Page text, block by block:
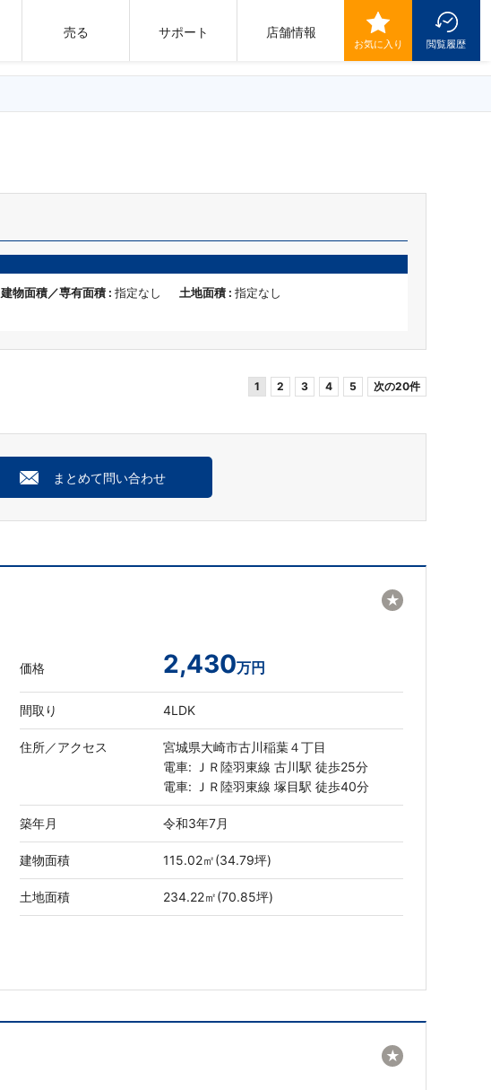
売る サポート 店舗情報
お気に入り 閲覧履歴
建物面積／専有面積 : 指定なし 土地面積 : 指定なし
1 2 3 4 5 次の20件
まとめて問い合わせ
価格 2,430万円
間取り 4LDK
住所／アクセス
宮城県大崎市古川稲葉４丁目
電車: ＪＲ陸羽東線 古川駅 徒歩25分
電車: ＪＲ陸羽東線 塚目駅 徒歩40分
築年月 令和3年7月
建物面積 115.02㎡(34.79坪)
土地面積 234.22㎡(70.85坪)
★
★